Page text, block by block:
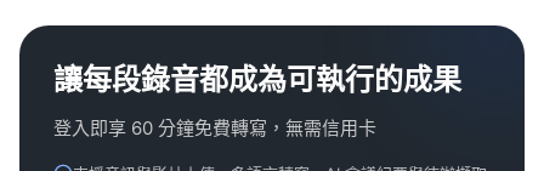
讓每段錄音都成為可執行的成果
登入即享 60 分鐘免費轉寫，無需信用卡